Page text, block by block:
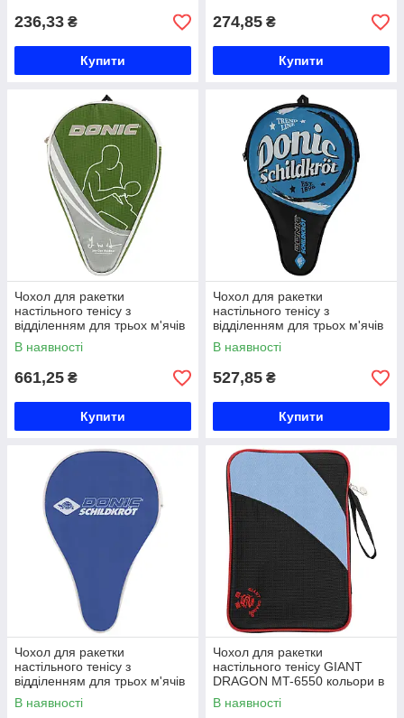
236,33 ₴
Купити
274,85 ₴
Купити
Чохол для ракетки
настільного тенісу з
відділенням для трьох м'ячів
DONIC Waldner MT-818537
кольори в асортименті Код
В наявності
661,25 ₴
Купити
Чохол для ракетки
настільного тенісу з
відділенням для трьох м'ячів
DONIC Trend MT-818507
кольори в асортименті Код
В наявності
527,85 ₴
Купити
Чохол для ракетки
настільного тенісу з
відділенням для трьох м'ячів
DONIC Classic MT-818508
кольори в асортименті Код
В наявності
Чохол для ракетки
настільного тенісу GIANT
DRAGON MT-6550 кольори в
асортименті Код MT-6550
В наявності